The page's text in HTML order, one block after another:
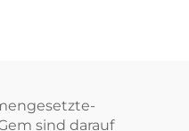
sind darauf